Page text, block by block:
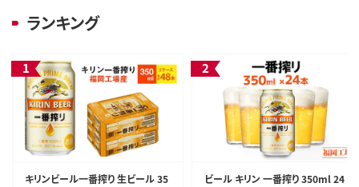
ランキング
キリンビール一番搾り 生ビール 35
ビール キリン 一番搾り 350ml 24